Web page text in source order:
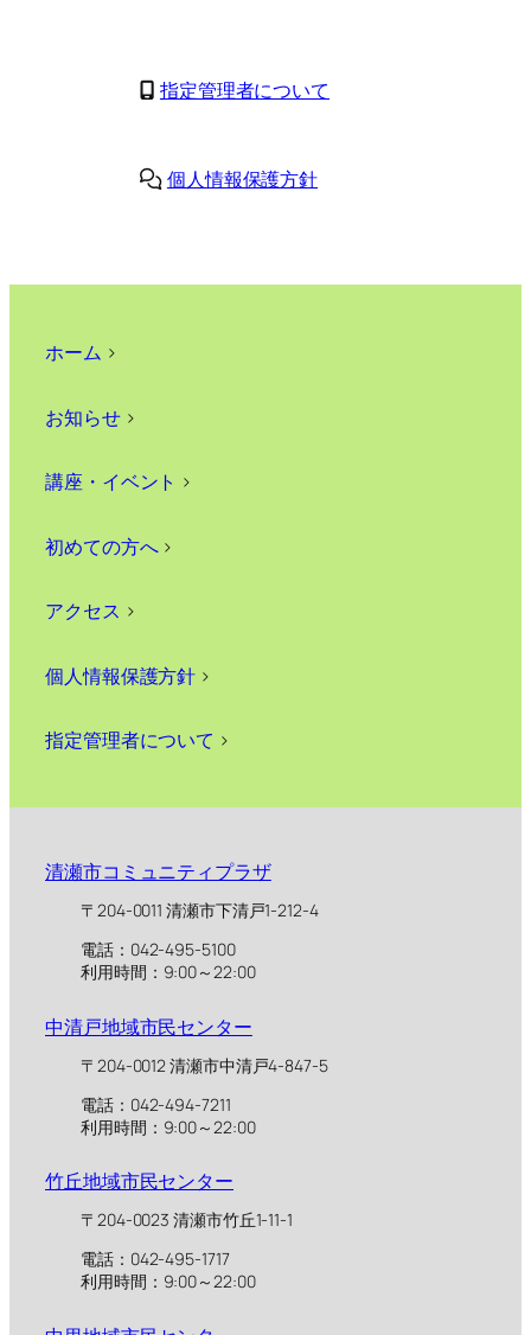
指定管理者について
個人情報保護方針
ホーム >
お知らせ>
講座・イベント >
初めての方へ>
アクセス >
個人情報保護方針 >
指定管理者について >
清瀬市コミュニティプラザ
〒204-0011 清瀬市下清戸1-212-4
電話：042-495-5100
利用時間：9:00～22:00
中清戸地域市民センター
〒204-0012 清瀬市中清戸4-847-5
電話：042-494-7211
利用時間：9:00～22:00
竹丘地域市民センター
〒204-0023 清瀬市竹丘1-11-1
電話：042-495-1717
利用時間：9:00～22:00